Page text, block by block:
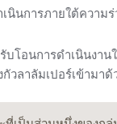
นินการภายใต้ความ
โอนการดำเนินงา
วลาลัมเปอร์เข้ามาด้